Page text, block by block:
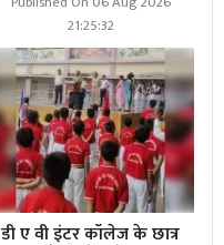
21:25:32
डी ए वी इंटर कॉलेज के छात्र